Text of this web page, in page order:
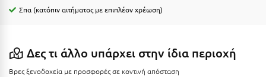
Ίος
Κ
Σπα (κατόπιν αιτήματος με επιπλέον χρέωση)
Δες τι άλλο υπάρχει στην ίδια περιοχή
Βρες ξενοδοχεία με προσφορές σε κοντινή απόσταση